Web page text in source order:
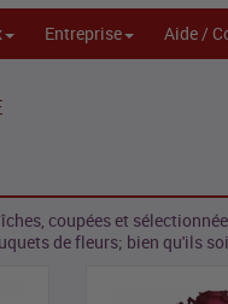
Entreprise Aide /
coupées et
de fleurs; bien qu'ils